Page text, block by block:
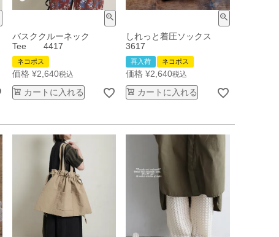
バスククルーネック
Tee 4417
ネコポス
価格 ¥2,640税込
カートに入れる
しれっと着圧ソックス
3617
再入荷 ネコポス
価格 ¥2,640税込
カートに入れる